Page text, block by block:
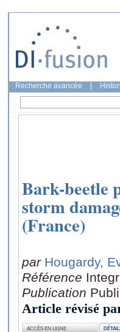
Recherche avancée
Bark-beetle
storm
(France)
par Hougardy,
Référence
Publication
Article révisé
ACCÈS EN LIGNE